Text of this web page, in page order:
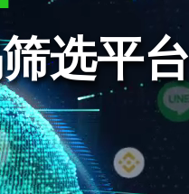
选平台